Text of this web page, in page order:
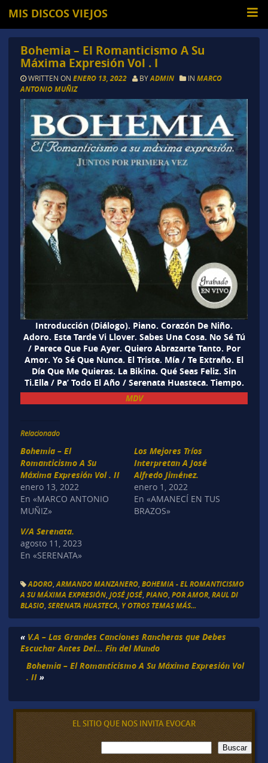
MIS DISCOS VIEJOS
Bohemia – El Romanticismo A Su
Máxima Expresión Vol . I
WRITTEN ON ENERO 13, 2022 BYADMIN IN MARCO
ANTONIO MUÑIZ
Introducción (Diálogo). Piano. Corazón De Niño.
Adoro. Esta Tarde Vi Llover. Sabes Una Cosa. No Sé Tú
/ Parece Que Fue Ayer. Quiero Abrazarte Tanto. Por
Amor. Yo Sé Que Nunca. El Triste. Mía / Te Extraño. El
Día Que Me Quieras. La Bikina. Qué Seas Feliz. Sin
Ti.Ella / Pa’ Todo El Año / Serenata Huasteca. Tiempo.
MDV
Relacionado
Bohemia – El
Romanticismo A Su
Máxima Expresión Vol . II
enero 13, 2022
En «MARCO ANTONIO
MUÑIZ»
Los Mejores Tríos
Interpretan A José
Alfredo Jiménez.
enero 1, 2022
En «AMANECÍ EN TUS
BRAZOS»
V/A Serenata.
agosto 11, 2023
En «SERENATA»
ADORO, ARMANDO MANZANERO, BOHEMIA - EL ROMANTICISMO
A SU MÁXIMA EXPRESIÓN, JOSÉ JOSÉ, PIANO, POR AMOR, RAUL DI
BLASIO, SERENATA HUASTECA Y OTROS TEMAS MÁS...
« V.A – Las Grandes Canciones Rancheras que Debes
Escuchar Antes Del… Fin del Mundo
Bohemia – El Romanticismo A Su Máxima Expresión Vol
. II »
EL SITIO QUE NOS INVITA EVOCAR
B
u
Buscar